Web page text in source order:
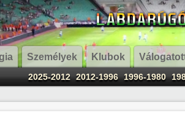
Személyek Klubok
2025-2012 2012-1996 1996-1980